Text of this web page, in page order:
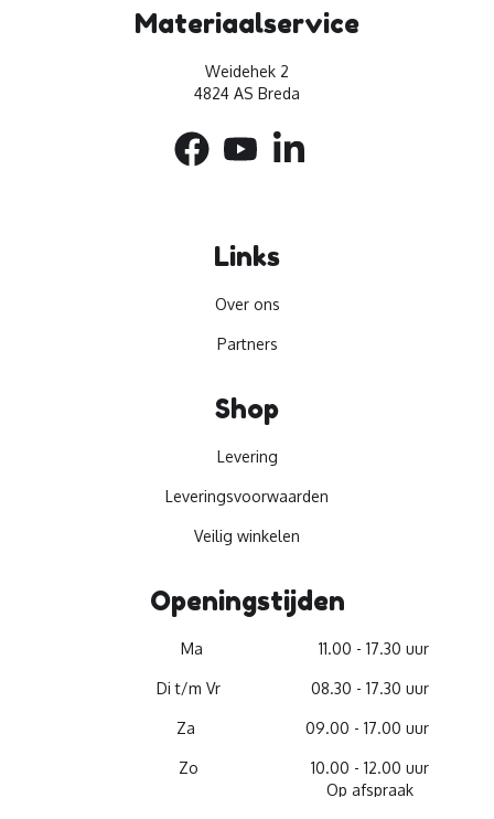
Materiaalservice
Weidehek 2
4824 AS Breda
Links
Over ons
Partners
Shop
Levering
Leveringsvoorwaarden
Veilig winkelen
Openingstijden
Ma 11.00 - 17.30 uur
Di t/m Vr 08.30 - 17.30 uur
Za 09.00 - 17.00 uur
Zo
10.00 - 12.00 uur
Op afspraak